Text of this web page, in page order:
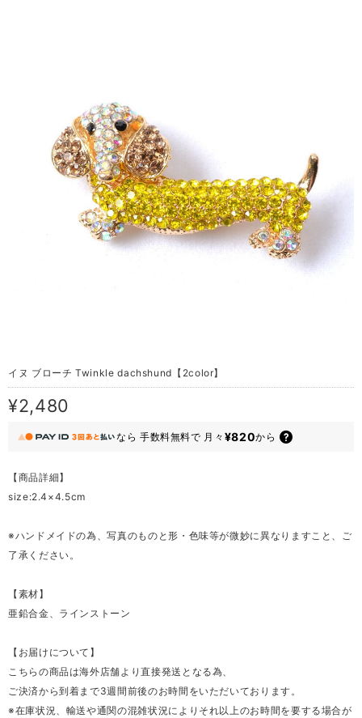
イヌ ブローチ Twinkle dachshund【2color】
¥2,480
なら 手数料無料で 月々 ¥820から
【商品詳細】
size:2.4×4.5cm
※ハンドメイドの為、写真のものと形・色味等が微妙に異なりますこと、ご
了承ください。
【素材】
亜鉛合金、ラインストーン
【お届けについて】
こちらの商品は海外店舗より直接発送となる為、
ご決済から到着まで3週間前後のお時間をいただいております。
※在庫状況、輸送や通関の混雑状況によりそれ以上のお時間を要する場合が